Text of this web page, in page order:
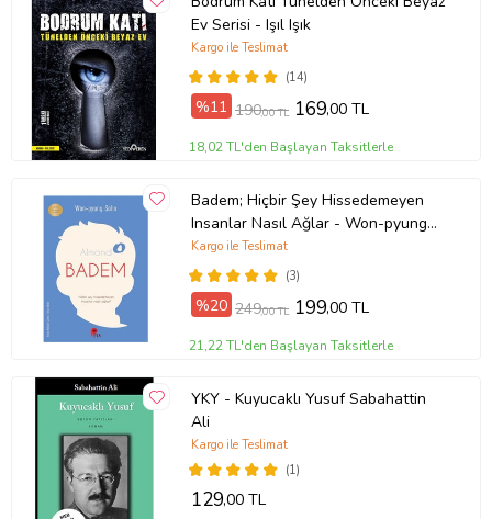
Ev Serisi - Işıl Işık
(14)
Kargo ile Teslimat
%11 190,00 TL 169,00 TL
18,02 TL'den Başlayan Taksitlerle
Badem; Hiçbir Şey Hissedemeyen
Insanlar Nasıl Ağlar - Won-pyung
Sohn - Peta Kitap
(3)
Kargo ile Teslimat
%20 249,00 TL 199,00 TL
21,22 TL'den Başlayan Taksitlerle
YKY - Kuyucaklı Yusuf Sabahattin
Ali
(1)
Kargo ile Teslimat
129,00 TL